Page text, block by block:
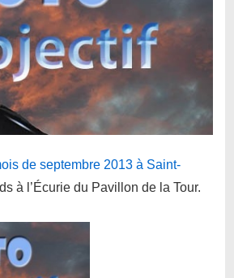
de septembre 2013 à Saint-
à l’Écurie du Pavillon de la Tour.